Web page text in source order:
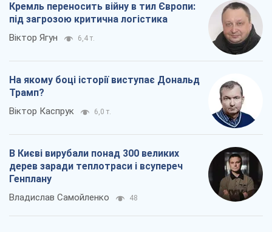
Кремль переносить війну в тил Європи:
під загрозою критична логістика
Віктор Ягун 6,4 т.
На якому боці історії виступає Дональд
Трамп?
Віктор Каспрук 6,0 т.
В Києві вирубали понад 300 великих
дерев заради теплотраси і всупереч
Генплану
Владислав Самойленко 48